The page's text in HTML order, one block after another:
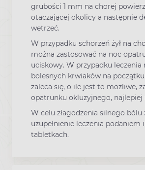
grubości 1 mm na chorej
otaczającej okolicy a następnie
wetrzeć.
W przypadku schorzeń żył na
można zastosować na noc
uciskowy. W przypadku leczenia
bolesnych krwiaków na
zaleca się, o ile jest to możliwe,
opatrunku okluzyjnego, najlepiej
W celu złagodzenia silnego bólu
uzupełnienie leczenia podaniem
tabletkach.